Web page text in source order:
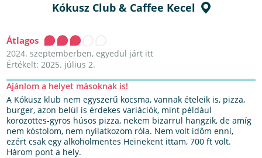
Kókusz Club & Caffee Kecel
Átlagos
2024. szeptemberben, egyedül járt itt
Értékelt: 2025. július 2.
Ajánlom a helyet másoknak is!
A Kókusz klub nem egyszerű kocsma, vannak ételeik is, pizza,
burger, azon belül is érdekes variációk, mint például
körözöttes-gyros húsos pizza, nekem bizarrul hangzik, de amíg
nem kóstolom, nem nyilatkozom róla. Nem volt időm enni,
ezért csak egy alkoholmentes Heinekent ittam, 700 ft volt.
Három pont a hely.